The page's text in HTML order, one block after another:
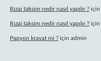
Rızai taksim nedir nasıl yapılır ? için
Rızai taksim nedir nasıl yapılır ? için
Papyon kravat mi ? için admin